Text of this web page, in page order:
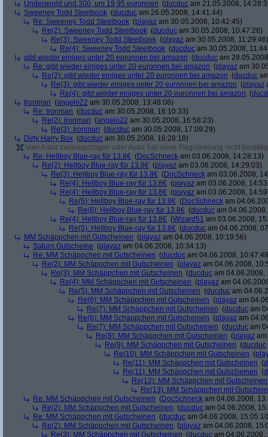
Underworld und 300, um 19,95 euronnen (ducduc am 21.05.2008,
Sweeney Todd Steelbook (ducduc am 26.05.2008, 14:41:44)
Re: Sweeney Todd Steelbook (playaz am 30.05.2008, 10:42:45)
Re(2): Sweeney Todd Steelbook (ducduc am 30.05.2008, 10:47:28)
Re(3): Sweeney Todd Steelbook (playaz am 30.05.2008, 11:29:46)
Re(4): Sweeney Todd Steelbook (ducduc am 30.05.2008,
gibt wieder einiges unter 20 euronnen bei amazon (ducduc am
Re: gibt wieder einiges unter 20 euronnen bei amazon (playaz am
Re(2): gibt wieder einiges unter 20 euronnen bei amazon (ducduc
Re(3): gibt wieder einiges unter 20 euronnen bei amazon (playaz
Re(4): gibt wieder einiges unter 20 euronnen bei amazon (
Ironman (angelo22 am 30.05.2008, 13:48:06)
Re: Ironman (ducduc am 30.05.2008, 16:10:33)
Re(2): Ironman (angelo22 am 30.05.2008, 16:58:23)
Re(3): Ironman (ducduc am 30.05.2008, 17:09:29)
Dirty Harry Box (ducduc am 30.05.2008, 16:28:18)
Vom Autor zurückgezogen oder Autor hat seine Registrierung nicht
Re: Hellboy Blue-ray für 13.8€ (DocSchneck am 03.06.2008, 14:28:13)
Re(2): Hellboy Blue-ray für 13.8€ (playaz am 03.06.2008, 14:29:03)
Re(3): Hellboy Blue-ray für 13.8€ (DocSchneck am 03.06.2008,
Re(4): Hellboy Blue-ray für 13.8€ (playaz am 03.06.2008,
Re(4): Hellboy Blue-ray für 13.8€ (playaz am 03.06.2008,
Re(5): Hellboy Blue-ray für 13.8€ (DocSchneck am
Re(6): Hellboy Blue-ray für 13.8€ (ducduc am
Re(4): Hellboy Blue-ray für 13.8€ (Wizard51 am 03.06.2008,
Re(5): Hellboy Blue-ray für 13.8€ (ducduc am 04.06.2008,
MM Schäppchen mit Gutscheinen (playaz am 04.06.2008, 10:19:56)
Saturn Gutscheine (playaz am 04.06.2008, 10:34:13)
Re: MM Schäppchen mit Gutscheinen (ducduc am 04.06.2008,
Re(2): MM Schäppchen mit Gutscheinen (playaz am 04.06.2008,
Re(3): MM Schäppchen mit Gutscheinen (ducduc am 04.06.2008,
Re(4): MM Schäppchen mit Gutscheinen (playaz am
Re(5): MM Schäppchen mit Gutscheinen (ducduc am
Re(6): MM Schäppchen mit Gutscheinen (playaz am
Re(7): MM Schäppchen mit Gutscheinen (ducduc am
Re(6): MM Schäppchen mit Gutscheinen (playaz am
Re(7): MM Schäppchen mit Gutscheinen (ducduc am
Re(8): MM Schäppchen mit Gutscheinen (playaz
Re(9): MM Schäppchen mit Gutscheinen (ducduc
Re(10): MM Schäppchen mit Gutscheinen (
Re(11): MM Schäppchen mit Gutscheinen (
Re(11): MM Schäppchen mit Gutscheinen (
Re(12): MM Schäppchen mit Gutscheinen
Re(13): MM Schäppchen mit
Re: MM Schäppchen mit Gutscheinen (DocSchneck am 04.06.2008,
Re(2): MM Schäppchen mit Gutscheinen (ducduc am 04.06.2008,
Re: MM Schäppchen mit Gutscheinen (ducduc am 04.06.2008,
Re(2): MM Schäppchen mit Gutscheinen (playaz am 04.06.2008,
Re(3): MM Schäppchen mit Gutscheinen (ducduc am 04.06.2008,